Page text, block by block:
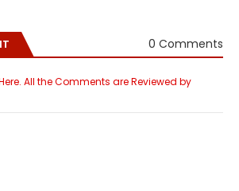
0 Comments
All the Comments are Reviewed by